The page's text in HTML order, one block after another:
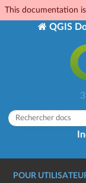
This documentation
QGIS
POUR